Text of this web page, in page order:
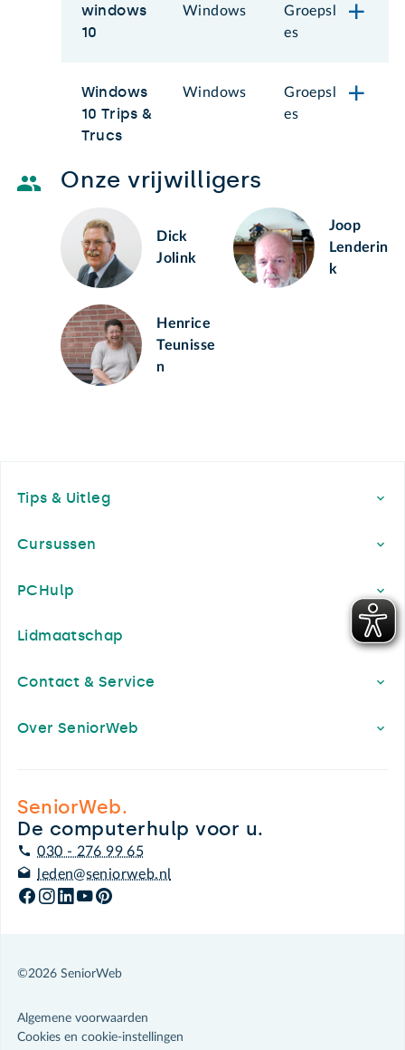
windows
10
Windows
Groepsl
es
Windows
10 Trips &
Trucs
Windows
Groepsl
es
Onze vrijwilligers
Dick
Jolink
Joop
Lenderin
k
Henrice
Teunisse
n
Tips & Uitleg
Cursussen
PCHulp
Lidmaatschap
Contact & Service
Over SeniorWeb
SeniorWeb.
De computerhulp voor u.
030 - 276 99 65
leden@seniorweb.nl
©2026 SeniorWeb
Algemene voorwaarden
Cookies en cookie-instellingen